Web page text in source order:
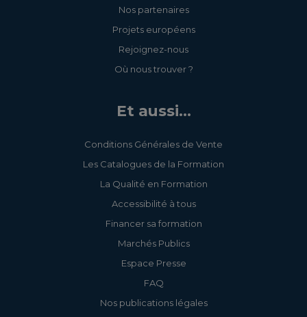
Nos partenaires
Projets européens
Rejoignez-nous
Où nous trouver ?
Et aussi...
Conditions Générales de Vente
Les Catalogues de la Formation
La Qualité en Formation
Accessibilité à tous
Financer sa formation
Marchés Publics
Espace Presse
FAQ
Nos publications légales